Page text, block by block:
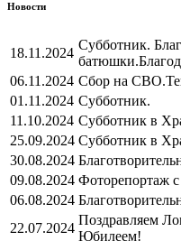
Новости
18.11.2024
Субботник.
батюшки.
06.11.2024 Сбор на СВО.
01.11.2024 Субботник.
11.10.2024 Субботник в
25.09.2024 Субботник в
30.08.2024
09.08.2024 Фоторепортаж
06.08.2024
22.07.2024
Поздравляем
Юбилеем!